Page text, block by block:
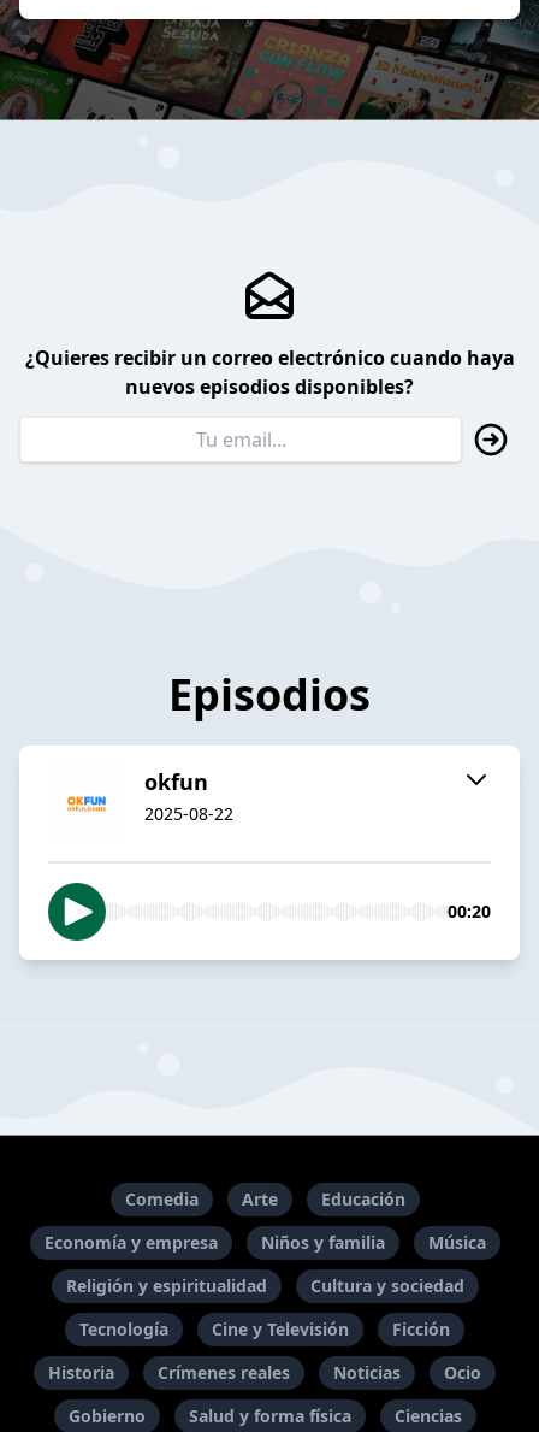
¿Quieres recibir un correo electrónico cuando haya
nuevos episodios disponibles?
Episodios
okfun
2025-08-22
00:20
Comedia Arte
Educación
Economía y empresa
Niños y familia
Música
Religión y espiritualidad
Cultura y sociedad
Tecnología
Cine y Televisión
Ficción
Historia
Crímenes reales Noticias
Ocio
Gobierno
Salud y forma física Ciencias